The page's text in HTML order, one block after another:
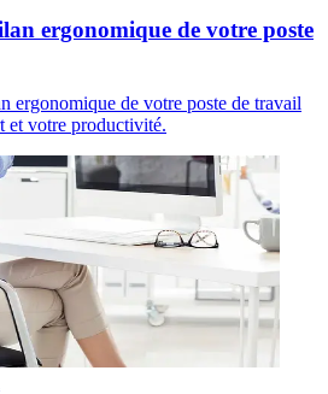
ergonomique de votre poste
ergonomique de votre poste de travail
et votre productivité.